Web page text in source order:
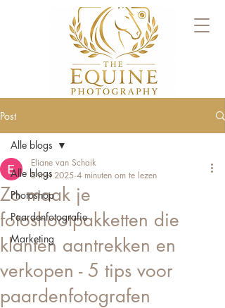
Post
Alle blogs
Photoshop
Paardenfotografie
Marketing
Alle blogs
Zo maak je
fotoshootpakketten die
klanten aantrekken en
verkopen - 5 tips voor
paardenfotografen
Eliane van Schaik
5 mei 2025 4 minuten om te lezen